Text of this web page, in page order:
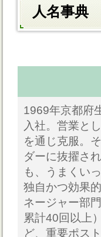
人名事典
1969年京都府
入社。営業と
を通じ克服。
ダーに抜擢さ
も、うまくい
独自かつ効果
ネージャー部
累計40回以上
ど、重要ポス